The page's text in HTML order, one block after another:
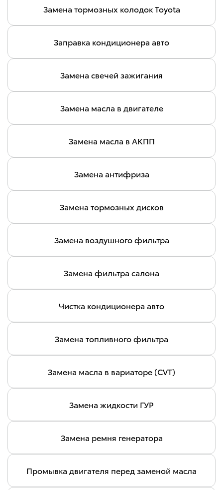
Замена тормозных колодок Toyota
Заправка кондиционера авто
Замена свечей зажигания
Замена масла в двигателе
Замена масла в АКПП
Замена антифриза
Замена тормозных дисков
Замена воздушного фильтра
Замена фильтра салона
Чистка кондиционера авто
Замена топливного фильтра
Замена масла в вариаторе (CVT)
Замена жидкости ГУР
Замена ремня генератора
Промывка двигателя перед заменой масла